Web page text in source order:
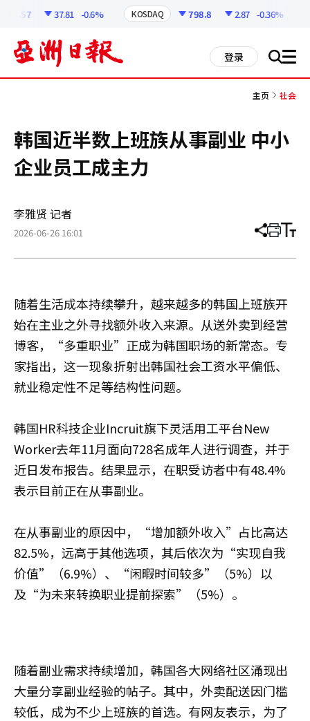
37.81 -0.6% KOSDAQ 798.8 2.87 -0.36%
登录 搜 all
主页 社会
韩国近半数上班族从事副业 中小
企业员工成主力
李雅贤 记者
2026-06-26 16:01 分
章
打 调
小
随着生活成本持续攀升，越来越多的韩国上班族开
始在主业之外寻找额外收入来源。从送外卖到经营
博客，“多重职业”正成为韩国职场的新常态。专
家指出，这一现象折射出韩国社会工资水平偏低、
就业稳定性不足等结构性问题。
韩国HR科技企业Incruit旗下灵活用工平台New
Worker去年11月面向728名成年人进行调查，并于
近日发布报告。结果显示，在职受访者中有48.4%
表示目前正在从事副业。
在从事副业的原因中，“增加额外收入”占比高达
82.5%，远高于其他选项，其后依次为“实现自我
价值”（6.9%）、“闲暇时间较多”（5%）以
及“为未来转换职业提前探索”（5%）。
随着副业需求持续增加，韩国各大网络社区涌现出
大量分享副业经验的帖子。其中，外卖配送因门槛
较低，成为不少上班族的首选。有网友表示，为了